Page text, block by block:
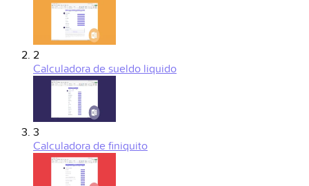
2
Calculadora de sueldo liquido
3
Calculadora de finiquito